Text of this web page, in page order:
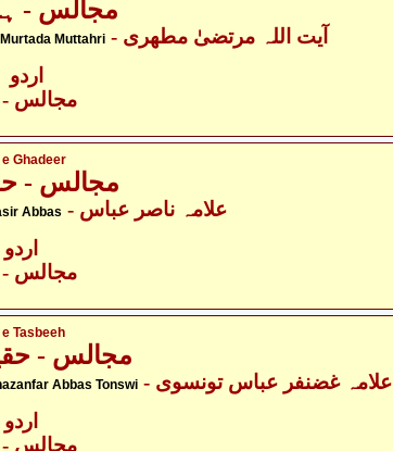
مجالس -
Muttahri - آیت اللہ مرتضیٰ مطھری
- مجالس
Ghadeer
مجالس -
Abbas - علامہ ناصر عباس
- اردو
- مجالس
Tasbeeh
مجالس -
Abbas Tonswi - علامہ غضنفر عباس تونسوی
- اردو
- مجالس